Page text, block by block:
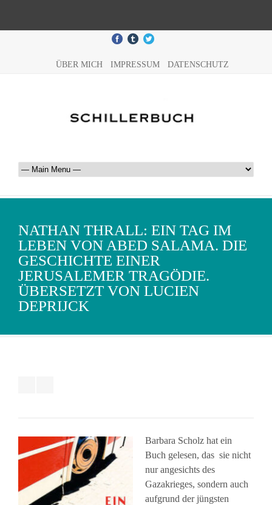
ÜBER MICH IMPRESSUM DATENSCHUTZ
NATHAN THRALL: EIN TAG IM
LEBEN VON ABED SALAMA. DIE
GESCHICHTE EINER
JERUSALEMER TRAGÖDIE.
ÜBERSETZT VON LUCIEN
DEPRIJCK
Barbara Scholz hat ein
Buch gelesen, das sie nicht
nur angesichts des
Gazakrieges, sondern auch
aufgrund der jüngsten